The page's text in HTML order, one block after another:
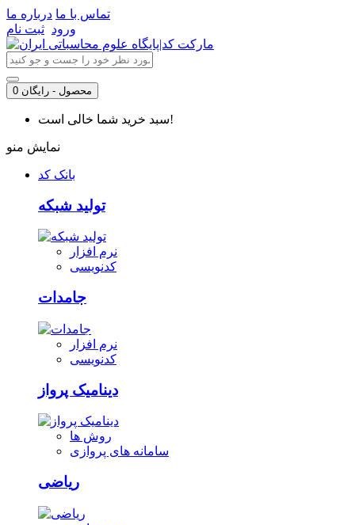
تماس با ما درباره ما
ورود ثبت نام
0 محصول - رایگان
سبد خرید شما خالی است!
نمایش منو
بانک کد
تولید شبکه
نرم افزار
کدنویسی
جامدات
نرم افزار
کدنویسی
دینامیک پرواز
روش ها
سامانه های پروازی
ریاضی